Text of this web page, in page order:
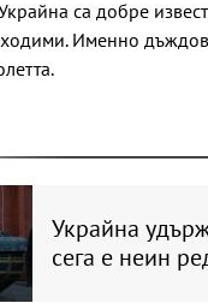
са добре
Именно
Украйна
сега е неин